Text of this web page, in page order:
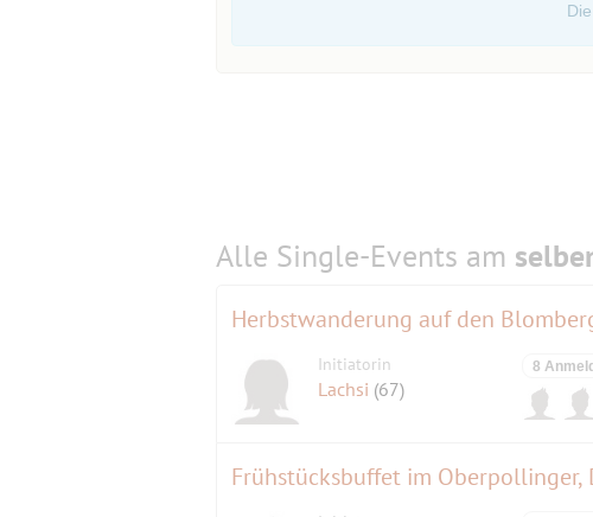
Alle Single-Events am
Herbstwanderung auf den
Initiatorin
Lachsi (67)
8